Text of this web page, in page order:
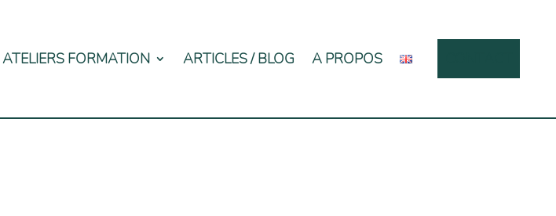
ATELIERS FORMATION ARTICLES / BLOG A PROPOS